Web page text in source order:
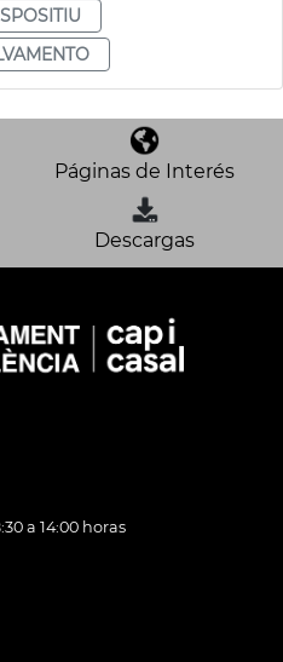
Páginas de Interés
Descargas
a 14:00 horas